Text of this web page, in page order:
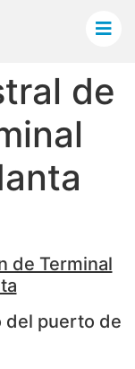
de
de Terminal
del puerto de